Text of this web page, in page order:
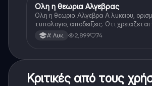
Μαθηματικά
Ολη η θεωρια Αλγεβρας
Ολη η θεωρια Αλγεβρα Α λυκειου,
τυπολογιο, αποδειξεις. Οτι
για το θεωρητικο κομματι της
Α' Λυκ. 2,899 74
Κριτικές από τους